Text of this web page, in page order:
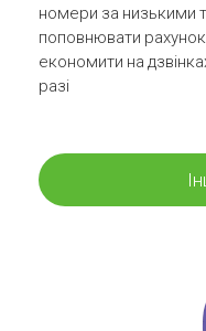
номери за низькими
поповнювати
економити на
разі